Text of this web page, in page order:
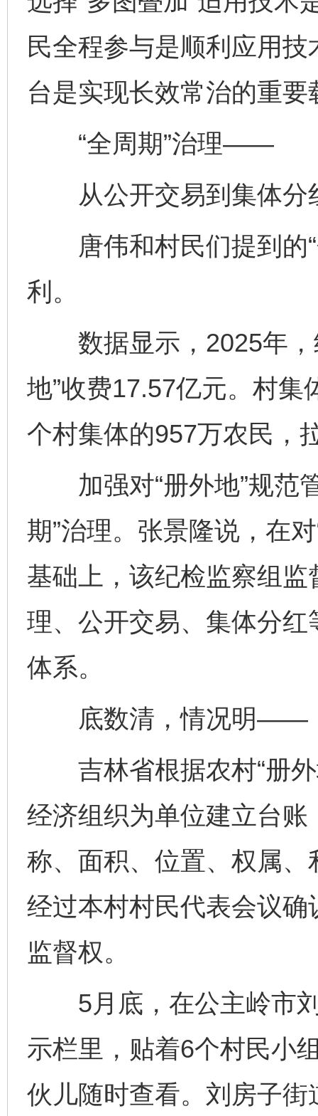
民全程参与是顺利应用
台是实现长效常治的重要
“全周期”治理——
从公开交易到集体分
唐伟和村民们提到的“
利。
数据显示，2025年，
地”收费17.57亿元。村
个村集体的957万农民，
加强对“册外地”规范
期”治理。张景隆说，在
基础上，该纪检监察组
理、公开交易、集体分
体系。
底数清，情况明——
吉林省根据农村“册外
经济组织为单位建立台账
称、面积、位置、权属、
经过本村村民代表会议
监督权。
5月底，在公主岭市刘
示栏里，贴着6个村民小
伙儿随时查看。刘房子